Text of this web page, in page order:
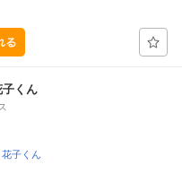
くん
子くん